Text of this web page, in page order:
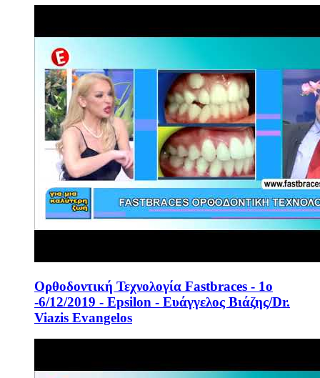
Ορθοδοντική Τεχνολογία Fastbraces - 1o
-6/12/2019 - Epsilon - Ευάγγελος Βιάζης/Dr.
Viazis Evangelos